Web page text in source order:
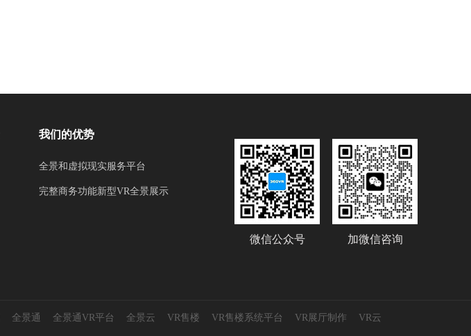
我们的优势
全景和虚拟现实服务平台
完整商务功能新型VR全景展示
微信公众号 加微信咨询
全景通 全景通VR平台 全景云 VR售楼 VR售楼系统平台 VR展厅制作
VR云